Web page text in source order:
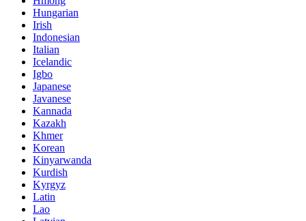
Hungarian
Irish
Indonesian
Italian
Icelandic
Igbo
Japanese
Javanese
Kannada
Kazakh
Khmer
Korean
Kinyarwanda
Kurdish
Kyrgyz
Latin
Lao